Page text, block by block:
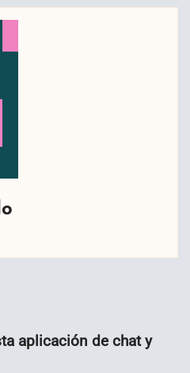
aplicación de chat y